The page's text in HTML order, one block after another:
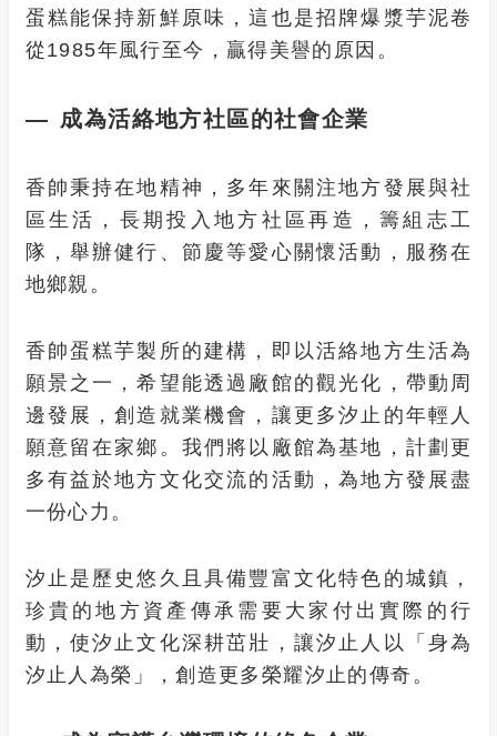
蛋糕能保持新鮮原味，這也是招牌爆漿芋泥卷
從1985年風行至今，贏得美譽的原因。
— 成為活絡地方社區的社會企業
香帥秉持在地精神，多年來關注地方發展與社
區生活，長期投入地方社區再造，籌組志工
隊，舉辦健行、節慶等愛心關懷活動，服務在
地鄉親。
香帥蛋糕芋製所的建構，即以活絡地方生活為
願景之一，希望能透過廠館的觀光化，帶動周
邊發展，創造就業機會，讓更多汐止的年輕人
願意留在家鄉。我們將以廠館為基地，計劃更
多有益於地方文化交流的活動，為地方發展盡
一份心力。
汐止是歷史悠久且具備豐富文化特色的城鎮，
珍貴的地方資產傳承需要大家付出實際的行
動，使汐止文化深耕茁壯，讓汐止人以「身為
汐止人為榮」，創造更多榮耀汐止的傳奇。